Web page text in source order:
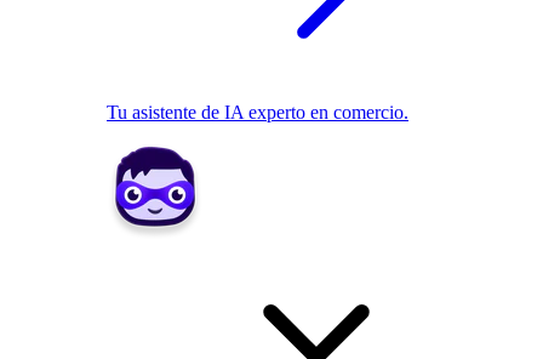
Tu asistente de IA experto en comercio.